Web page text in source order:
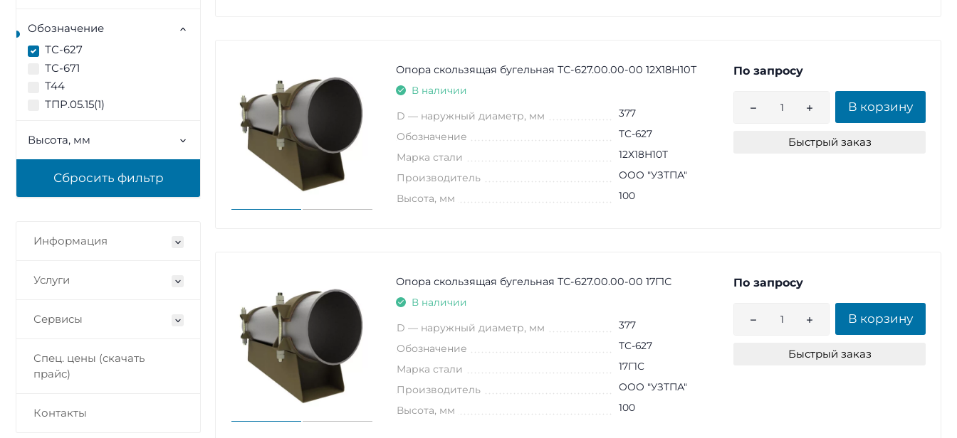
Обозначение
ТС-627
ТС-671
Т44
ТПР.05.15(1)
Высота, мм
Информация
Услуги
Сервисы
Спец. цены (скачать
прайс)
Контакты
Опора скользящая бугельная ТС-627.00.00-00 12Х18Н10Т
В наличии
D — наружный диаметр, мм 377
Обозначение ТС-627
Марка стали 12Х18Н10Т
Производитель ООО "УЗТПА"
Высота, мм 100
По запросу
В корзину
Быстрый заказ
Опора скользящая бугельная ТС-627.00.00-00 17Г1С
В наличии
D — наружный диаметр, мм 377
Обозначение ТС-627
Марка стали 17Г1С
Производитель ООО "УЗТПА"
Высота, мм 100
По запросу
В корзину
Быстрый заказ